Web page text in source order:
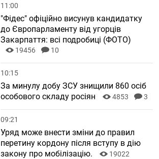
11:00
"Фідес" офіційно висунув кандидатку
до Європарламенту від угорців
Закарпаття: всі подробиці (ФОТО)
19456 10
10:15
За минулу добу ЗСУ знищили 860 осіб
особового складу росіян
4853 3
09:21
Уряд може внести зміни до правил
перетину кордону після вступу в дію
закону про мобілізацію.
19022